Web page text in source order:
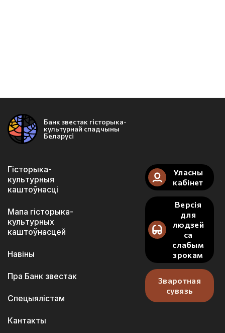
Банк звестак гісторыка-
культурнай спадчыны
Беларусі
Гісторыка-
культурныя
каштоўнасці
Мапа гісторыка-
культурных
каштоўнасцей
Навіны
Пра Банк звестак
Спецыялістам
Кантакты
Уласны
кабінет
Версія
для
людзей
са
слабым
зрокам
Зваротная
сувязь